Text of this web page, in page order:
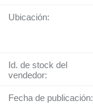
Ubicación:
Id. de stock del
vendedor:
Fecha de publicación: